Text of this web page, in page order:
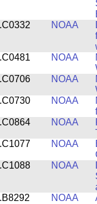
NOAA
NOAA
NOAA
NOAA
NOAA
NOAA
NOAA
NOAA